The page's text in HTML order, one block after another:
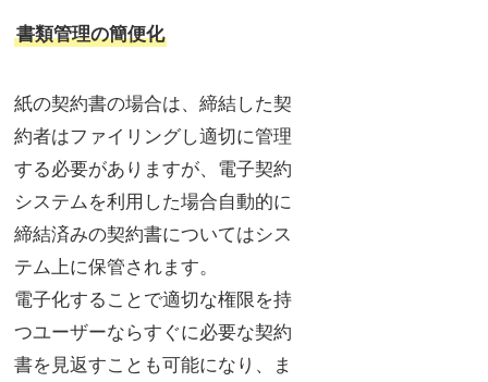
書類管理の簡便化
紙の契約書の場合は、締結した契
約者はファイリングし適切に管理
する必要がありますが、電子契約
システムを利用した場合自動的に
締結済みの契約書についてはシス
テム上に保管されます。
電子化することで適切な権限を持
つユーザーならすぐに必要な契約
書を見返すことも可能になり、ま